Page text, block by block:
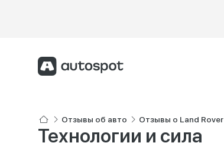
Отзывы об авто Отзывы о Land Rover
Технологии и сила